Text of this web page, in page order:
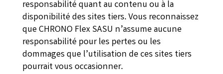
responsabilité quant au contenu ou à la
disponibilité des sites tiers. Vous reconnaissez
que CHRONO Flex SASU n’assume aucune
responsabilité pour les pertes ou les
dommages que l’utilisation de ces sites tiers
pourrait vous occasionner.